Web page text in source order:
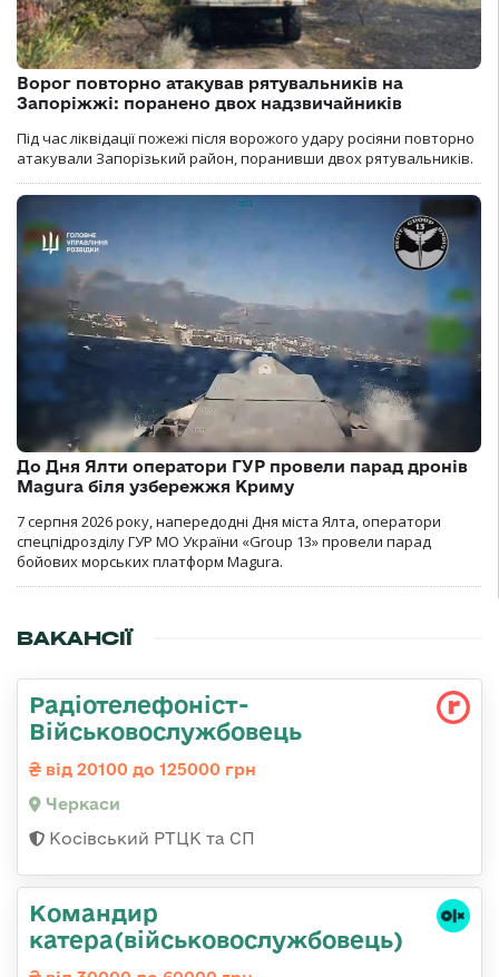
Ворог повторно атакував рятувальників на
Запоріжжі: поранено двох надзвичайників
Під час ліквідації пожежі після ворожого удару росіяни повторно
атакували Запорізький район, поранивши двох рятувальників.
До Дня Ялти оператори ГУР провели парад дронів
Magura біля узбережжя Криму
7 серпня 2026 року, напередодні Дня міста Ялта, оператори
спецпідрозділу ГУР МО України «Group 13» провели парад
бойових морських платформ Magura.
ВАКАНСІЇ
Радіотелефоніст-
Військовослужбовець
від 20100 до 125000 грн
Черкаси
Косівський РТЦК та СП
Командир
катера(військовослужбовець)